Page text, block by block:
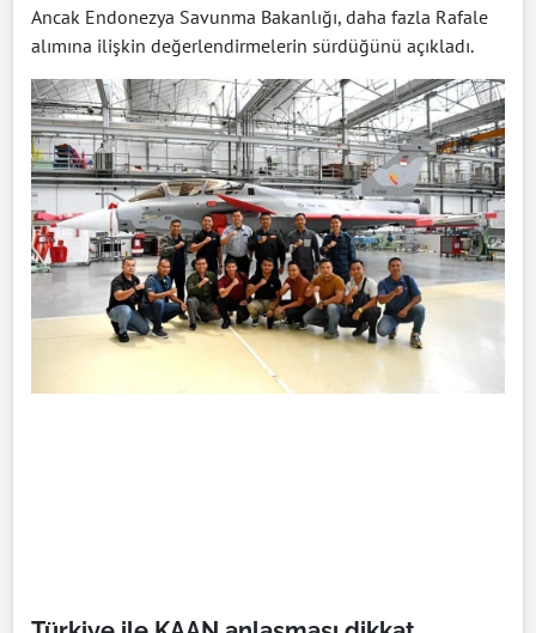
Ancak Endonezya Savunma Bakanlığı, daha fazla Rafale
alımına ilişkin değerlendirmelerin sürdüğünü açıkladı.